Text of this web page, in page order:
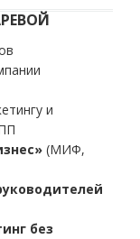
и
(МИФ,
без